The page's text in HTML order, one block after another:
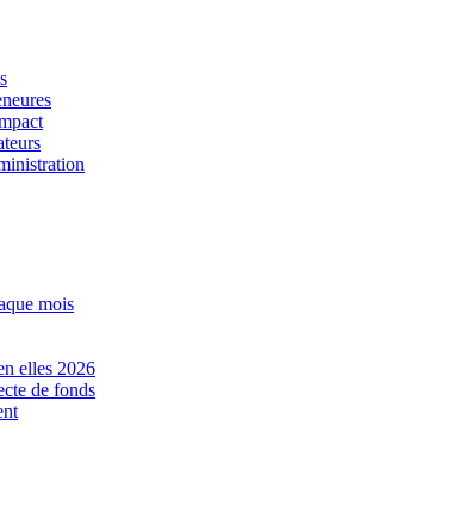
mois
elles 2026
de fonds